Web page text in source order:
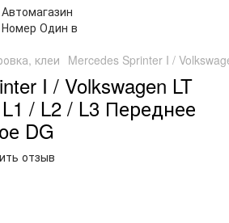
клеи Mercedes Sprinter I /
I / Volkswagen LT
/ L2 / L3 Переднее
DG
отзыв